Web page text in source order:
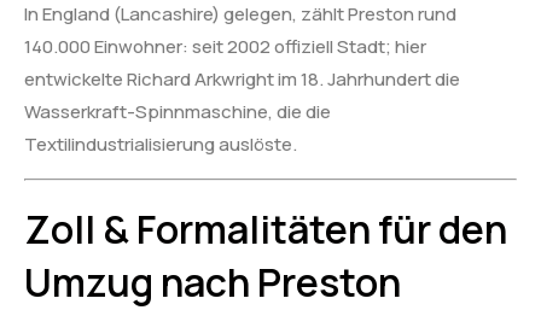
In England (Lancashire) gelegen, zählt Preston rund
140.000 Einwohner: seit 2002 offiziell Stadt; hier
entwickelte Richard Arkwright im 18. Jahrhundert die
Wasserkraft-Spinnmaschine, die die
Textilindustrialisierung auslöste.
Zoll & Formalitäten für den
Umzug nach Preston